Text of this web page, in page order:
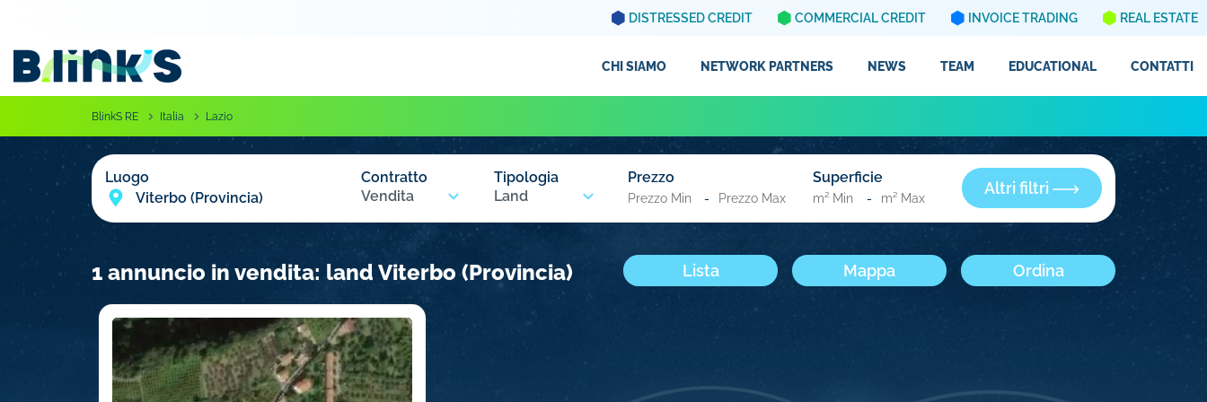
DISTRESSED CREDIT COMMERCIAL CREDIT INVOICE TRADING REAL ESTATE
CHI SIAMO NETWORK PARTNERS NEWS TEAM EDUCATIONAL CONTATTI
BlinkS RE Italia Lazio
Luogo
Contratto
Vendita
Tipologia
Land
Prezzo
-
Superficie
-
Altri filtri
1 annuncio in vendita: land Viterbo (Provincia) Lista Mappa Ordina